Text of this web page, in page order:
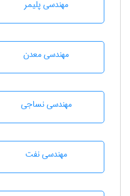
مهندسی پليمر
مهندسی معدن
مهندسي نساجی
مهندسی نفت